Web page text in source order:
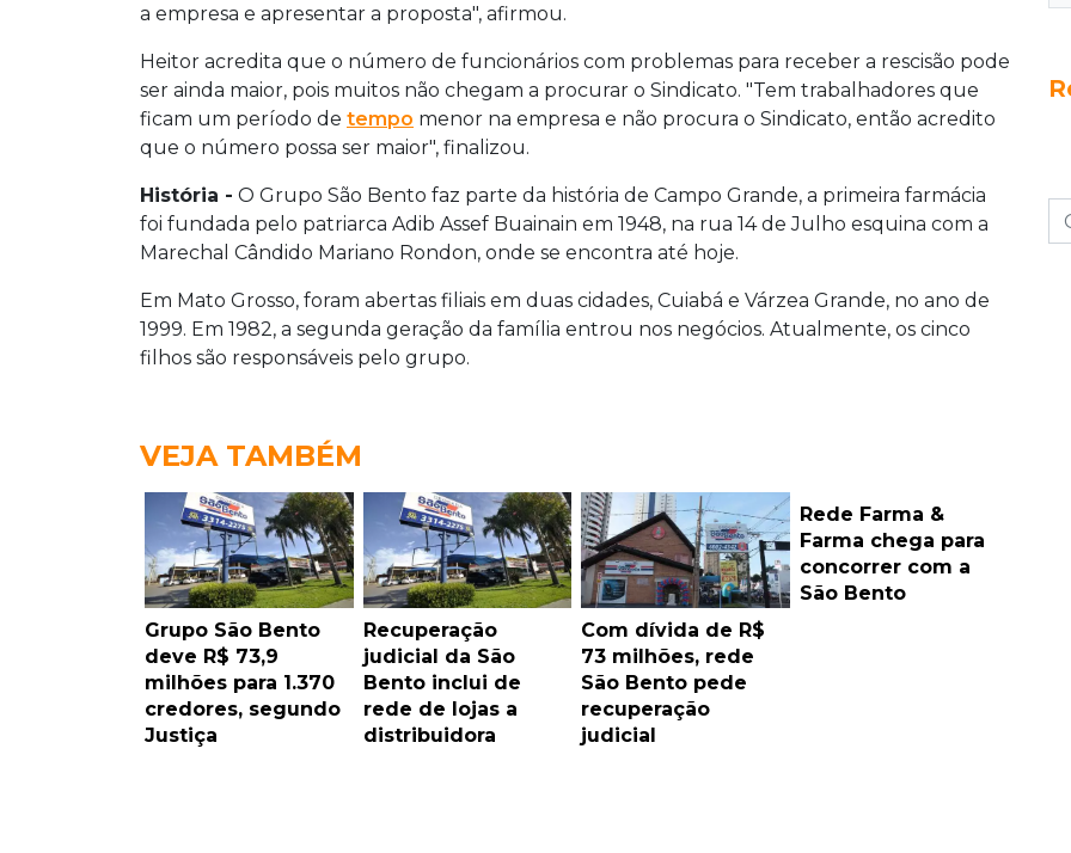
a empresa e apresentar a proposta", afirmou.
Heitor acredita que o número de funcionários com problemas para receber a rescisão pode
ser ainda maior, pois muitos não chegam a procurar o Sindicato. "Tem trabalhadores que
ficam um período de tempo menor na empresa e não procura o Sindicato, então acredito
que o número possa ser maior", finalizou.
História - O Grupo São Bento faz parte da história de Campo Grande, a primeira farmácia
foi fundada pelo patriarca Adib Assef Buainain em 1948, na rua 14 de Julho esquina com a
Marechal Cândido Mariano Rondon, onde se encontra até hoje.
Em Mato Grosso, foram abertas filiais em duas cidades, Cuiabá e Várzea Grande, no ano de
1999. Em 1982, a segunda geração da família entrou nos negócios. Atualmente, os cinco
filhos são responsáveis pelo grupo.
VEJA TAMBÉM
Grupo São Bento
deve R$ 73,9
milhões para 1.370
credores, segundo
Justiça
Recuperação
judicial da São
Bento inclui de
rede de lojas a
distribuidora
Com dívida de R$
73 milhões, rede
São Bento pede
recuperação
judicial
Rede Farma &
Farma chega para
concorrer com a
São Bento